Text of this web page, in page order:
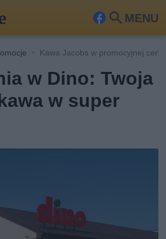
MENU
Fa
ook
Szu
Kawa Jacobs w promocyjnej
w Dino: Twoja
w super